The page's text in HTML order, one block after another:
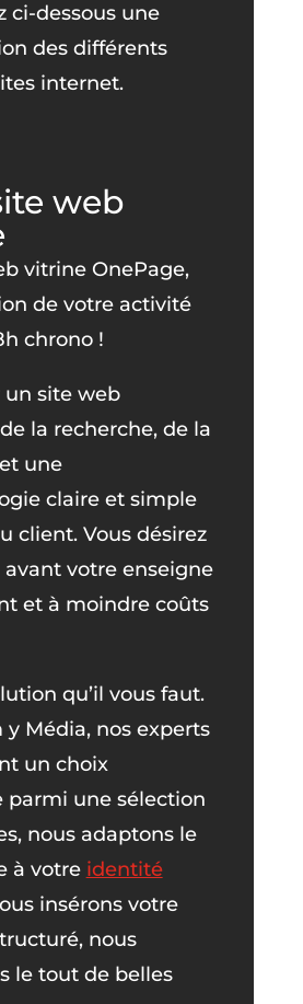
ci-dessous une
des différents
internet.
web
vitrine OnePage,
de votre activité
chrono !
un site web
la recherche, de la
une
claire et simple
client. Vous désirez
votre enseigne
et à moindre coûts
qu’il vous faut.
y Média, nos experts
un choix
parmi une sélection
nous adaptons le
à votre identité
insérons votre
nous
le tout de belles